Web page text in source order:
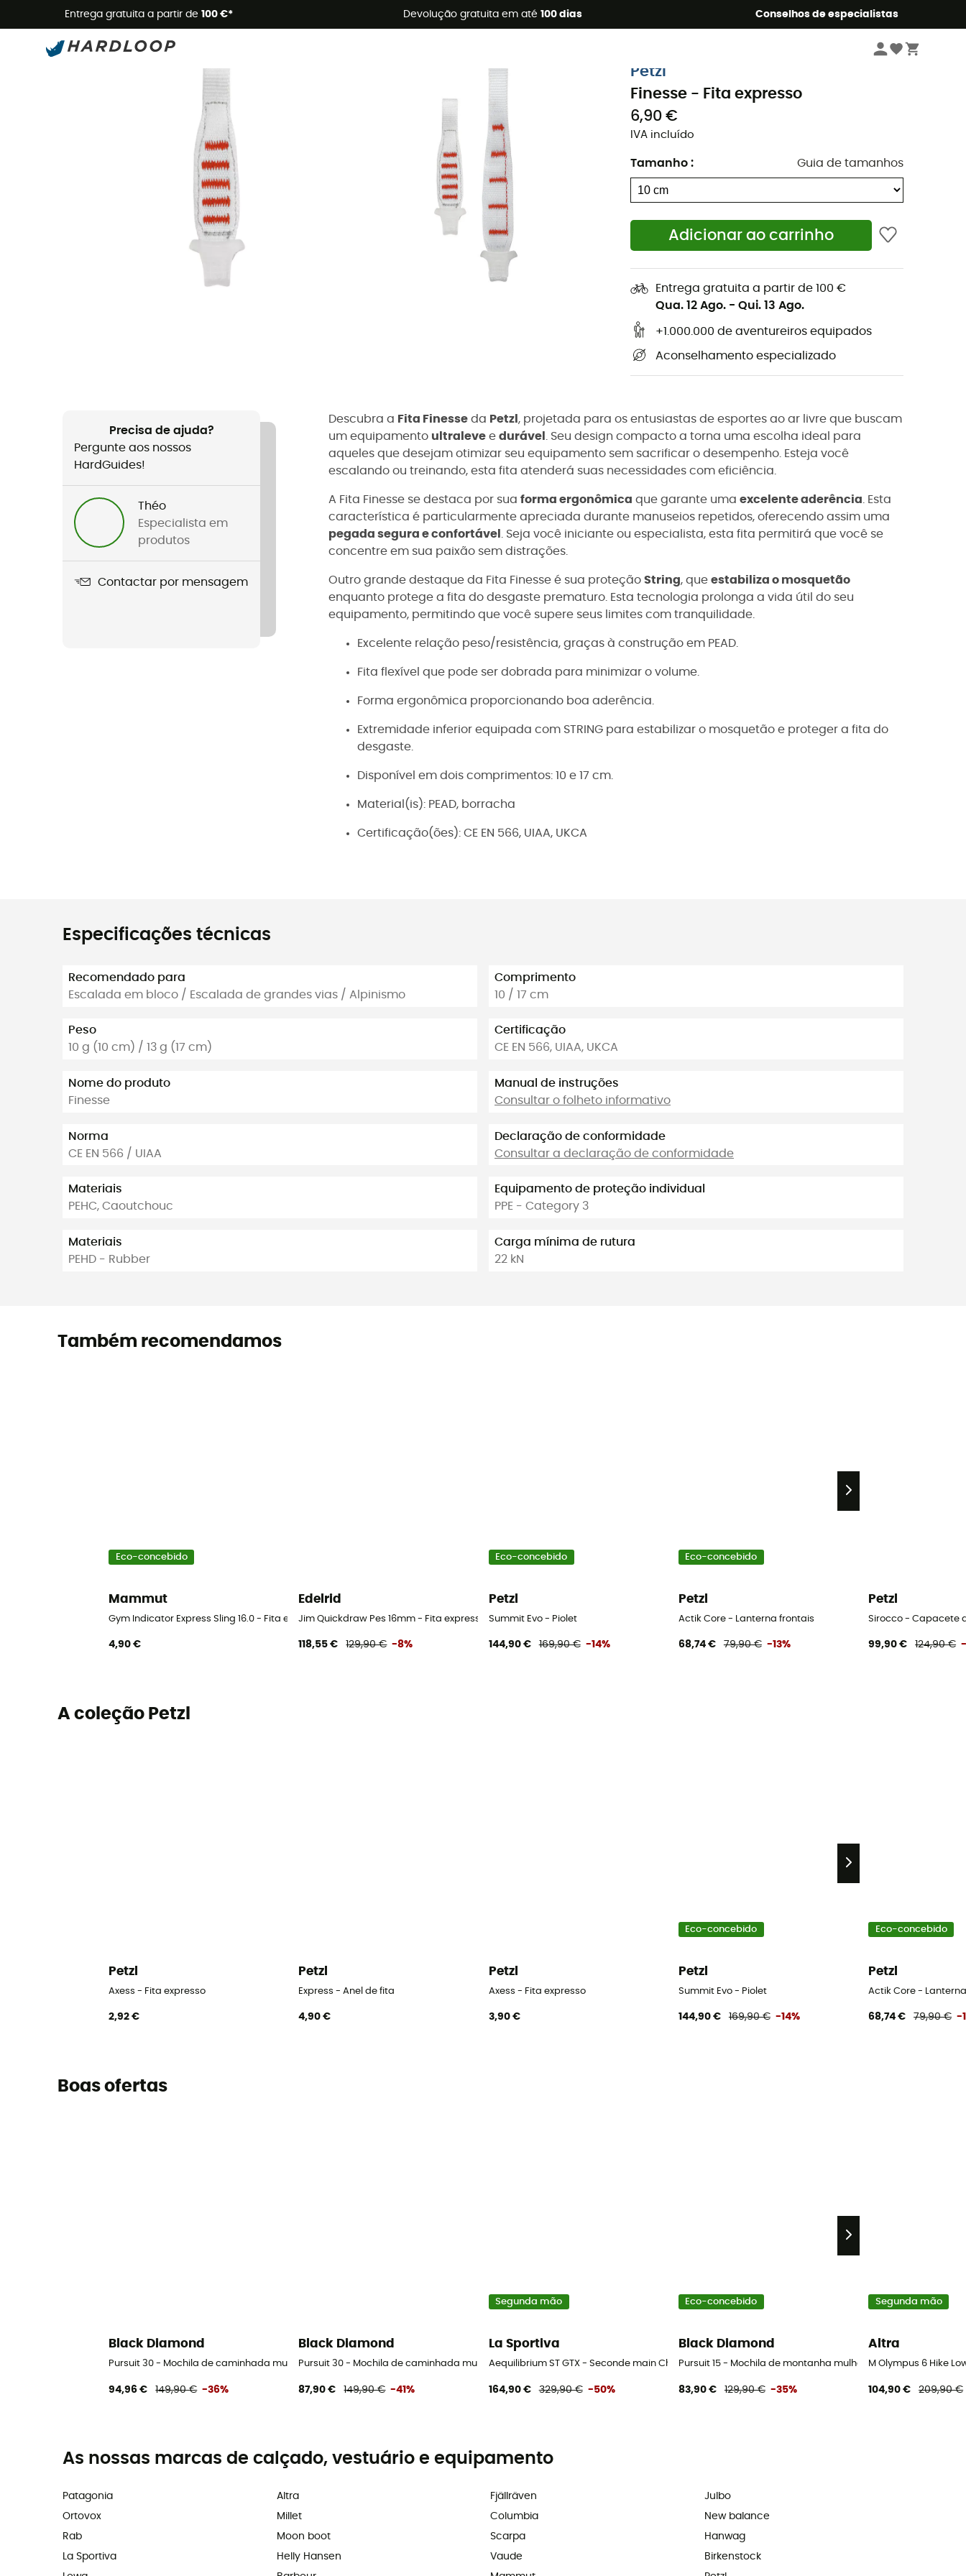
Entrega gratuita a partir de 100 €* Devolução gratuita em até 100 dias Conselhos de especialistas
Promoções de verão 🔥 -5% EXTRA a partir de 2 produtos* com o código Summer5
Petzl
Finesse - Fita expresso
6,90 €
IVA incluído
Tamanho : Guia de tamanhos
Adicionar ao carrinho
Entrega gratuita a partir de 100 €
Qua. 12 Ago. - Qui. 13 Ago.
+1.000.000 de aventureiros equipados
Aconselhamento especializado
Precisa de ajuda?
Pergunte aos nossos
HardGuides!
Théo
Especialista em
produtos
Contactar por mensagem
Descubra a Fita Finesse da Petzl , projetada para os entusiastas de esportes ao ar livre que buscam
um equipamento ultraleve e durável
. Seu design compacto a torna uma escolha ideal para
aqueles que desejam otimizar seu equipamento sem sacrificar o desempenho. Esteja você
escalando ou treinando, esta fita atenderá suas necessidades com eficiência.
A Fita Finesse se destaca por sua forma ergonômica que garante uma excelente aderência . Esta
característica é particularmente apreciada durante manuseios repetidos, oferecendo assim uma
pegada segura e confortável
. Seja você iniciante ou especialista, esta fita permitirá que você se
concentre em sua paixão sem distrações.
Outro grande destaque da Fita Finesse é sua proteção String, que estabiliza o mosquetão
enquanto protege a fita do desgaste prematuro. Esta tecnologia prolonga a vida útil do seu
equipamento, permitindo que você supere seus limites com tranquilidade.
Excelente relação peso/resistência, graças à construção em PEAD.
Fita flexível que pode ser dobrada para minimizar o volume.
Forma ergonômica proporcionando boa aderência.
Extremidade inferior equipada com STRING para estabilizar o mosquetão e proteger a fita do
desgaste.
Disponível em dois comprimentos: 10 e 17 cm.
Material(is): PEAD, borracha
Certificação(ões): CE EN 566, UIAA, UKCA
Especificações técnicas
Recomendado para
Escalada em bloco / Escalada de grandes vias / Alpinismo
Peso
10 g (10 cm) / 13 g (17 cm)
Nome do produto
Finesse
Norma
CE EN 566 / UIAA
Materiais
PEHC, Caoutchouc
Materiais
PEHD - Rubber
Comprimento
10 / 17 cm
Certificação
CE EN 566, UIAA, UKCA
Manual de instruções
Consultar o folheto informativo
Declaração de conformidade
Consultar a declaração de conformidade
Equipamento de proteção individual
PPE - Category 3
Carga mínima de rutura
22 kN
Também recomendamos
Eco-concebido
Mammut
Gym Indicator Express Sling 16.0 - Fita expresso
4,90 €
Edelrid
Jim Quickdraw Pes 16mm - Fita expresso
118,55 € 129,90 € -8%
Eco-concebido
Petzl
Summit Evo - Piolet
144,90 € 169,90 € -14%
Eco-concebido
Petzl
Actik Core - Lanterna frontais
68,74 € 79,90 € -13%
Petzl
Sirocco - Capacete
99,90 € 124,90 €
A coleção Petzl
Petzl
Axess - Fita expresso
2,92 €
Petzl
Express - Anel de fita
4,90 €
Petzl
Axess - Fita expresso
3,90 €
Eco-concebido
Petzl
Summit Evo - Piolet
144,90 € 169,90 € -14%
Eco-concebido
Petzl
Actik Core -
68,74 € 79,90 € -
Boas ofertas
Black Diamond
Pursuit 30 - Mochila de caminhada mulher
94,96 € 149,90 € -36%
Black Diamond
Pursuit 30 - Mochila de caminhada mulher
87,90 € 149,90 € -41%
Segunda mão
La Sportiva
Aequilibrium ST GTX - Seconde main Chaussures alpinisme homme - Black - 43.5
164,90 € 329,90 € -50%
Eco-concebido
Black Diamond
Pursuit 15 - Mochila de montanha mulher
83,90 € 129,90 € -35%
Segunda mão
Altra
M Olympus 6 Hike
104,90 € 209,90 €
As nossas marcas de calçado, vestuário e equipamento
Patagonia
Ortovox
Rab
La Sportiva
Altra
Millet
Moon boot
Helly Hansen
Fjällräven
Columbia
Scarpa
Vaude
Julbo
New balance
Hanwag
Birkenstock